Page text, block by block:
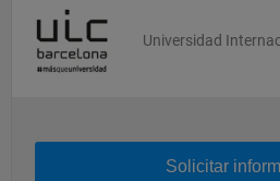
Universidad
Solicitar